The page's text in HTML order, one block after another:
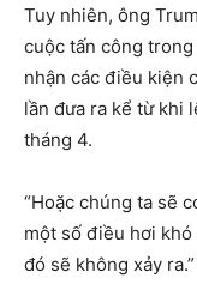
Tuy nhiên, ông
cuộc tấn công
nhận các điều kiện
lần đưa ra kể từ khi
tháng 4.
“Hoặc chúng ta sẽ
một số điều hơi khó
đó sẽ không xảy ra.”